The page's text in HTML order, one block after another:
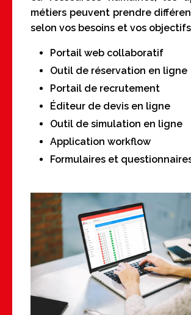
métiers peuvent prendre
selon vos besoins et vos
Portail web collaboratif
Outil de réservation en ligne
Portail de recrutement
Éditeur de devis en ligne
Outil de simulation en ligne
Application workflow
Formulaires et